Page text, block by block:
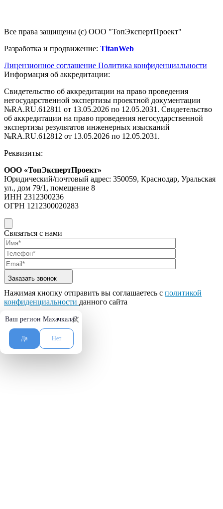
×
Ваш регион Махачкала?
Да Нет
Все права защищены (с) ООО "ТопЭкспертПроект"
Разработка и продвижение: TitanWeb
Лицензионное соглашение Политика конфиденциальности
Информация об аккредитации:
Свидетельство об аккредитации на право проведения
негосударственной экспертизы проектной документации
№RA.RU.612811 от 13.05.2026 по 12.05.2031. Свидетельство
об аккредитации на право проведения негосударственной
экспертизы результатов инженерных изысканий
№RA.RU.612812 от 13.05.2026 по 12.05.2031.
Реквизиты:
ООО «ТопЭкспертПроект»
Юридический/почтовый адрес: 350059, Краснодар, Уральская
ул., дом 79/1, помещение 8
ИНН 2312300236
ОГРН 1212300020283
Связаться с нами
Заказать звонок
Нажимая кнопку отправить вы соглашаетесь с политикой
конфиденциальности данного сайта